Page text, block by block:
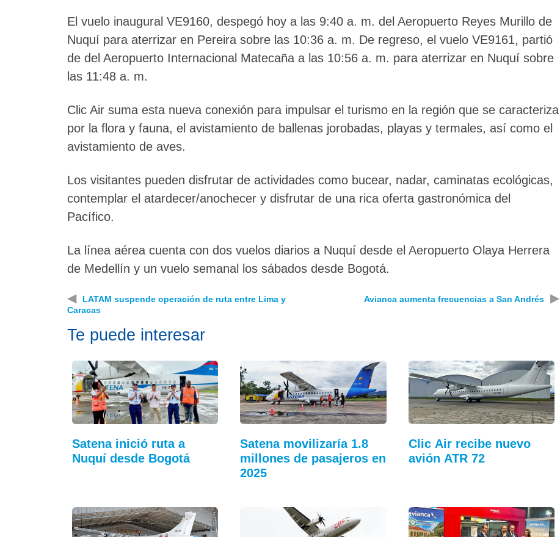
El vuelo inaugural VE9160, despegó hoy a las 9:40 a. m. del Aeropuerto Reyes Murillo de
Nuquí para aterrizar en Pereira sobre las 10:36 a. m. De regreso, el vuelo VE9161, partió
de del Aeropuerto Internacional Matecaña a las 10:56 a. m. para aterrizar en Nuquí sobre
las 11:48 a. m.
Clic Air suma esta nueva conexión para impulsar el turismo en la región que se caracteriza
por la flora y fauna, el avistamiento de ballenas jorobadas, playas y termales, así como el
avistamiento de aves.
Los visitantes pueden disfrutar de actividades como bucear, nadar, caminatas ecológicas,
contemplar el atardecer/anochecer y disfrutar de una rica oferta gastronómica del
Pacífico.
La línea aérea cuenta con dos vuelos diarios a Nuquí desde el Aeropuerto Olaya Herrera
de Medellín y un vuelo semanal los sábados desde Bogotá.
◀
LATAM suspende operación de ruta entre Lima y
Caracas
Avianca aumenta frecuencias a San Andrés ▶
Te puede interesar
Satena inició ruta a
Nuquí desde Bogotá
Satena movilizaría 1.8
millones de pasajeros en
2025
Clic Air recibe nuevo
avión ATR 72